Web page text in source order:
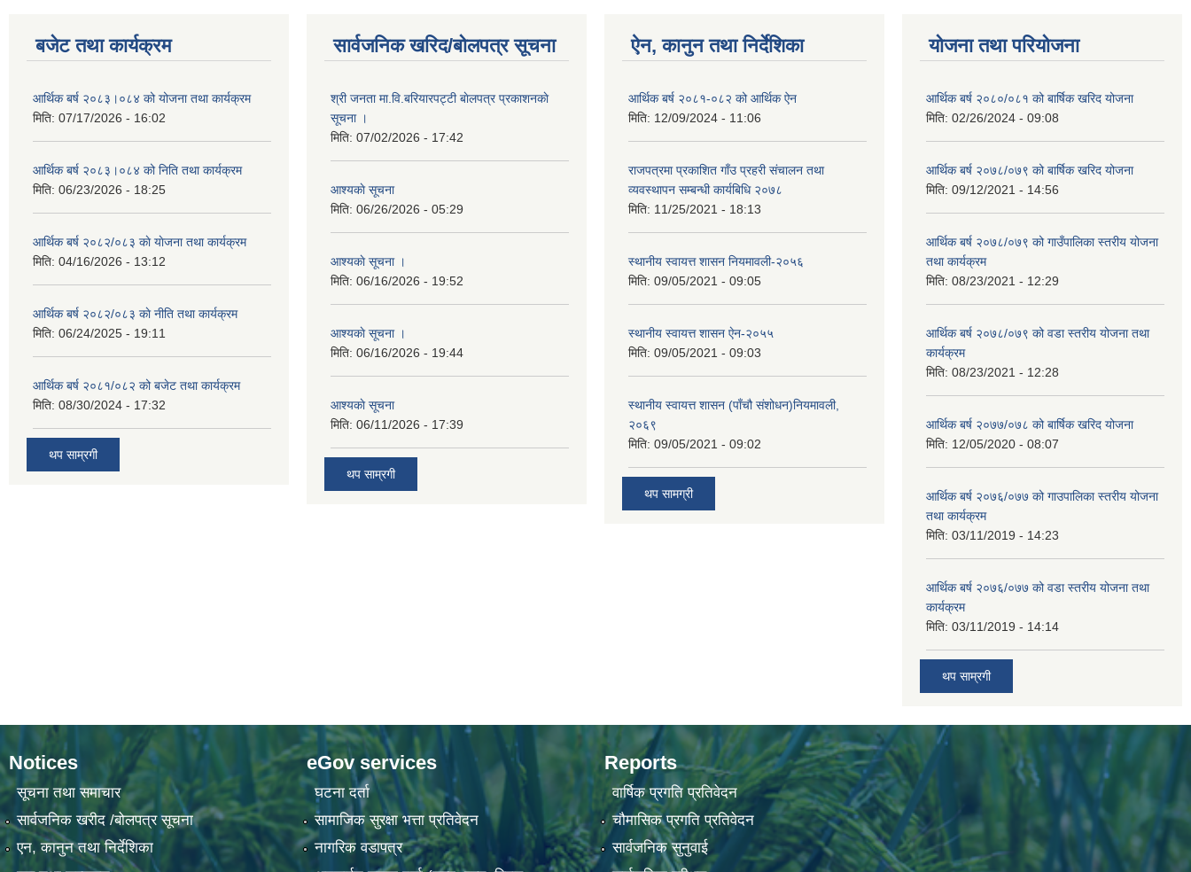
बजेट तथा कार्यक्रम
आर्थिक बर्ष २०८३।०८४ को योजना तथा कार्यक्रम
मिति: 07/17/2026 - 16:02
आर्थिक बर्ष २०८३।०८४ को निति तथा कार्यक्रम
मिति: 06/23/2026 - 18:25
आर्थिक बर्ष २०८२/०८३ काे याेजना तथा कार्यक्रम
मिति: 04/16/2026 - 13:12
आर्थिक बर्ष २०८२/०८३ काे नीति तथा कार्यक्रम
मिति: 06/24/2025 - 19:11
आर्थिक बर्ष २०८१/०८२ को बजेट तथा कार्यक्रम
मिति: 08/30/2024 - 17:32
थप साम्रगी
सार्वजनिक खरिद/बोलपत्र सूचना
श्री जनता मा.वि.बरियारपट्टी बाेलपत्र प्रकाशनकाे
सूचना ।
मिति: 07/02/2026 - 17:42
आश्यकाे सूचना
मिति: 06/26/2026 - 05:29
आश्यकाे सूचना ।
मिति: 06/16/2026 - 19:52
आश्यकाे सूचना ।
मिति: 06/16/2026 - 19:44
आश्यकाे सूचना
मिति: 06/11/2026 - 17:39
थप साम्रगी
ऐन, कानुन तथा निर्देशिका
आर्थिक बर्ष २०८१-०८२ को आर्थिक ऐन
मिति: 12/09/2024 - 11:06
राजपत्रमा प्रकाशित गाँउ प्रहरी संचालन तथा
व्यवस्थापन सम्बन्धी कार्यबिधि २०७८
मिति: 11/25/2021 - 18:13
स्थानीय स्वायत्त शासन नियमावली-२०५६
मिति: 09/05/2021 - 09:05
स्थानीय स्वायत्त शासन ए‍ेन-२०५५
मिति: 09/05/2021 - 09:03
स्थानीय स्वायत्त शासन (पाँचौ संशोधन)नियमावली,
२०६९
मिति: 09/05/2021 - 09:02
थप सामग्री
योजना तथा परियोजना
आर्थिक बर्ष २०८०/०८१ को बार्षिक खरिद योजना
मिति: 02/26/2024 - 09:08
आर्थिक बर्ष २०७८/०७९ को बार्षिक खरिद योजना
मिति: 09/12/2021 - 14:56
आर्थिक बर्ष २०७८/०७९ को गाउँपालिका स्तरीय योजना
तथा कार्यक्रम
मिति: 08/23/2021 - 12:29
आर्थिक बर्ष २०७८/०७९ को वडा स्तरीय योजना तथा
कार्यक्रम
मिति: 08/23/2021 - 12:28
आर्थिक बर्ष २०७७/०७८ को बार्षिक खरिद योजना
मिति: 12/05/2020 - 08:07
आर्थिक बर्ष २०७६/०७७ को गाउपालिका स्तरीय योजना
तथा कार्यक्रम
मिति: 03/11/2019 - 14:23
आर्थिक बर्ष २०७६/०७७ को वडा स्तरीय योजना तथा
कार्यक्रम
मिति: 03/11/2019 - 14:14
थप साम्रगी
Notices
सूचना तथा समाचार
सार्वजनिक खरीद /बोलपत्र सूचना
एन, कानुन तथा निर्देशिका
eGov services
घटना दर्ता
सामाजिक सुरक्षा भत्ता प्रतिवेदन
नागरिक वडापत्र
Reports
वार्षिक प्रगति प्रतिवेदन
चौमासिक प्रगति प्रतिवेदन
सार्वजनिक सुनुवाई